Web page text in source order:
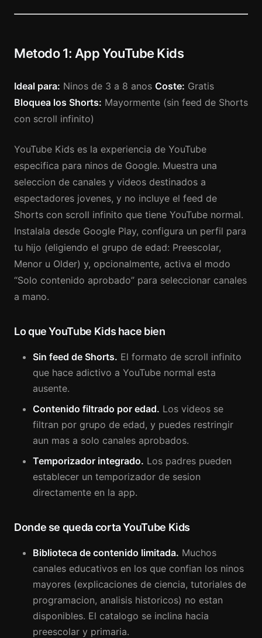
Metodo 1: App YouTube Kids
Ideal para: Ninos de 3 a 8 anos Coste: Gratis
Bloquea los Shorts: Mayormente (sin feed de Shorts
con scroll infinito)
YouTube Kids es la experiencia de YouTube
especifica para ninos de Google. Muestra una
seleccion de canales y videos destinados a
espectadores jovenes, y no incluye el feed de
Shorts con scroll infinito que tiene YouTube normal.
Instalala desde Google Play, configura un perfil para
tu hijo (eligiendo el grupo de edad: Preescolar,
Menor u Older) y, opcionalmente, activa el modo
“Solo contenido aprobado” para seleccionar canales
a mano.
Lo que YouTube Kids hace bien
Sin feed de Shorts. El formato de scroll infinito
que hace adictivo a YouTube normal esta
ausente.
Contenido filtrado por edad. Los videos se
filtran por grupo de edad, y puedes restringir
aun mas a solo canales aprobados.
Temporizador integrado. Los padres pueden
establecer un temporizador de sesion
directamente en la app.
Donde se queda corta YouTube Kids
Biblioteca de contenido limitada. Muchos
canales educativos en los que confian los ninos
mayores (explicaciones de ciencia, tutoriales de
programacion, analisis historicos) no estan
disponibles. El catalogo se inclina hacia
preescolar y primaria.